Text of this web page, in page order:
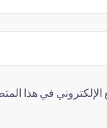
في هذا